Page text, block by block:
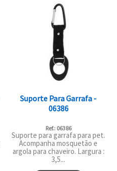
Suporte Para Garrafa -
06386
Ref.: 06386
Suporte para garrafa para pet.
Acompanha mosquetão e
argola para chaveiro. Largura :
3,5...